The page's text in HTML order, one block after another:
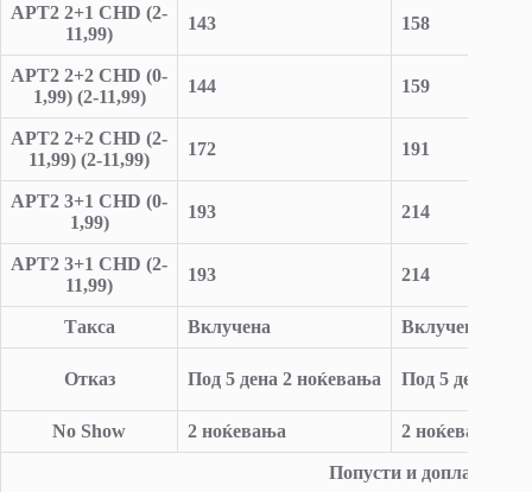
APT2 2+1 CHD (2-
11,99)
143 158
APT2 2+2 CHD (0-
1,99) (2-11,99)
144 159
APT2 2+2 CHD (2-
11,99) (2-11,99)
172 191
APT2 3+1 CHD (0-
1,99)
193 214
APT2 3+1 CHD (2-
11,99)
193 214
Такса Вклучена Вклучена
Отказ Под 5 дена 2 ноќевања Под 5 дена
No Show 2 ноќевањa 2 ноќевањ
Попустии